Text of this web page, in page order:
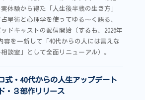
体験から得た「人生後半戦の生き方」
星術と心理学を使ってゆる〜く語る、
ドキャストの配信開始（するも、2026年
容を一新して「40代からの人には言えな
談室」として全面リニューアル）。
式・40代からの人生アップデート
・３部作リリース